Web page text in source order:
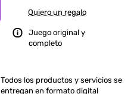
Quiero un regalo
Juego original y
completo
Todos los productos y servicios se
entregan en formato digital